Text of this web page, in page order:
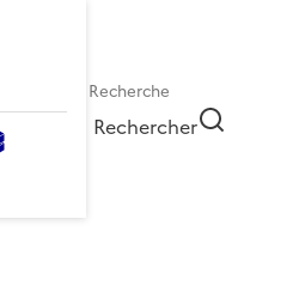
Rechercher